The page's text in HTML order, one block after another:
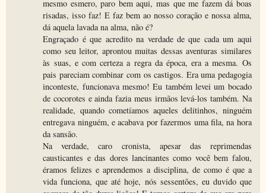
mesmo esmero, paro bem aqui, mas que me fazem dá boas
risadas, isso faz! E faz bem ao nosso coração e nossa alma,
dá aquela lavada na alma, não é?
Engraçado é que acredito na verdade de que cada um aqui
como seu leitor, aprontou muitas dessas aventuras similares
às suas, e com certeza a regra da época, era a mesma. Os
pais pareciam combinar com os castigos. Era uma pedagogia
inconteste, funcionava mesmo! Eu também levei um bocado
de cocorotes e ainda fazia meus irmãos levá-los também. Na
realidade, quando cometíamos aqueles delitinhos, ninguém
entregava ninguém, e acabava por fazermos uma fila, na hora
da sansão.
Na verdade, caro cronista, apesar das reprimendas
causticantes e das dores lancinantes como você bem falou,
éramos felizes e aprendemos a disciplina, de como é que a
vida funciona, que até hoje, nós sessentões, eu duvido que